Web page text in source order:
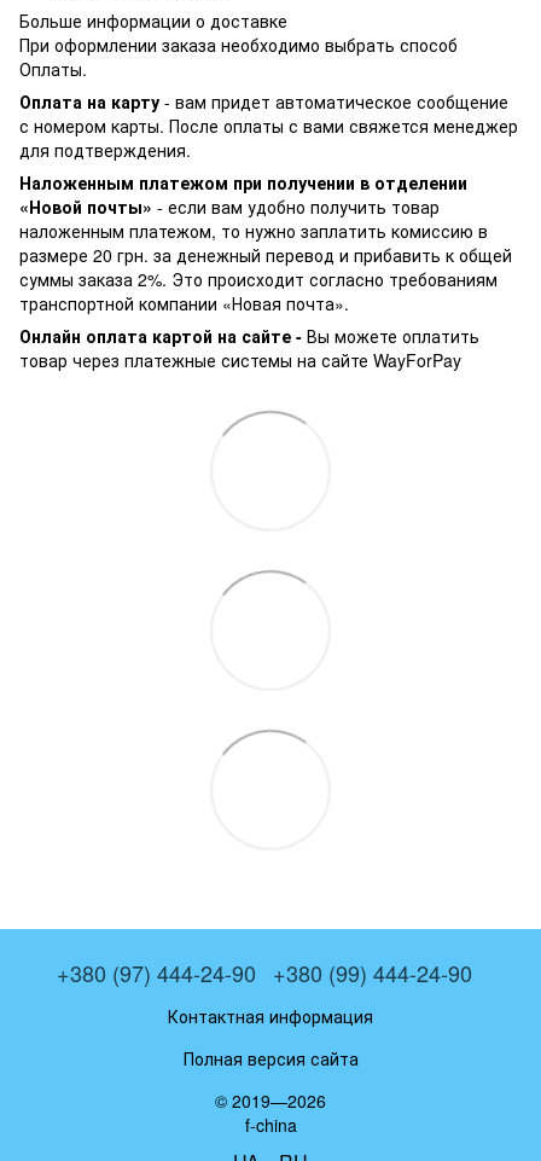
Больше информации о доставке
При оформлении заказа необходимо выбрать способ
Оплаты.
Оплата на карту - вам придет автоматическое сообщение
с номером карты. После оплаты с вами свяжется менеджер
для подтверждения.
Наложенным платежом при получении в отделении
«Новой почты» - если вам удобно получить товар
наложенным платежом, то нужно заплатить комиссию в
размере 20 грн. за денежный перевод и прибавить к общей
суммы заказа 2%. Это происходит согласно требованиям
транспортной компании «Новая почта».
Онлайн оплата картой на сайте - Вы можете оплатить
товар через платежные системы на сайте WayForPay
+380 (97) 444-24-90 +380 (99) 444-24-90
Контактная информация
Полная версия сайта
© 2019—2026
f-china